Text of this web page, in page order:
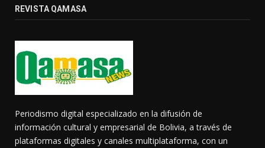
REVISTA QAMASA
Periodismo digital especializado en la difusión de
información cultural y empresarial de Bolivia, a través de
plataformas digitales y canales multiplataforma, con un